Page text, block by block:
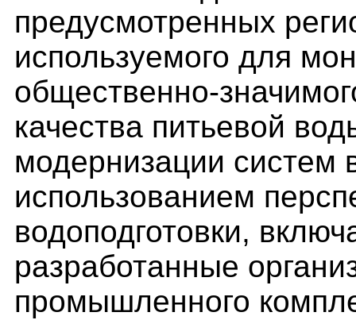
предусмотренных
используемого для
общественно-
качества питьевой
модернизации систем
использованием
водоподготовки,
разработанные
промышленного